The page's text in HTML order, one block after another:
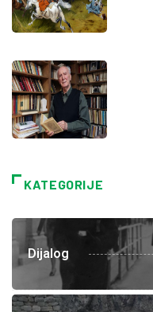
KATEGORIJE
Dijalog